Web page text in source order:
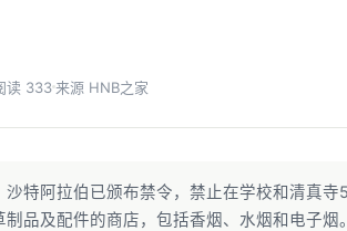
读 333来源 HNB之家
特阿拉伯已颁布禁令，禁止在学校和清真
品及配件的商店，包括香烟、水烟和电子